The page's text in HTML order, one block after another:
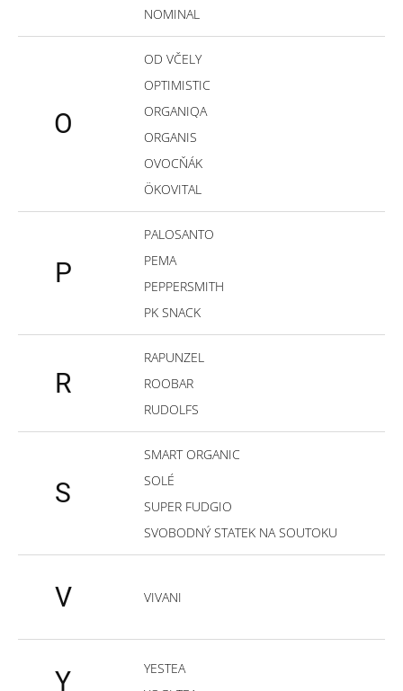
NOMINAL
O
OD VČELY
OPTIMISTIC
ORGANIQA
ORGANIS
OVOCŇÁK
ÖKOVITAL
P
PALOSANTO
PEMA
PEPPERSMITH
PK SNACK
R
RAPUNZEL
ROOBAR
RUDOLFS
S
SMART ORGANIC
SOLÉ
SUPER FUDGIO
SVOBODNÝ STATEK NA SOUTOKU
V VIVANI
Y
YESTEA